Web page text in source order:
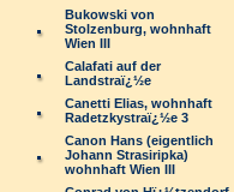
Bukowski von
Stolzenburg, wohnhaft
Wien III
Calafati auf der
Landstraï¿½e
Canetti Elias, wohnhaft
Radetzkystraï¿½e 3
Canon Hans (eigentlich
Johann Strasiripka)
wohnhaft Wien III